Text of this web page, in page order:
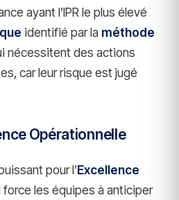
ayant l’IPR le plus élevé
identifié par la méthode
nécessitent des actions
car leur risque est jugé
Opérationnelle
pour l’Excellence
force les équipes à anticiper